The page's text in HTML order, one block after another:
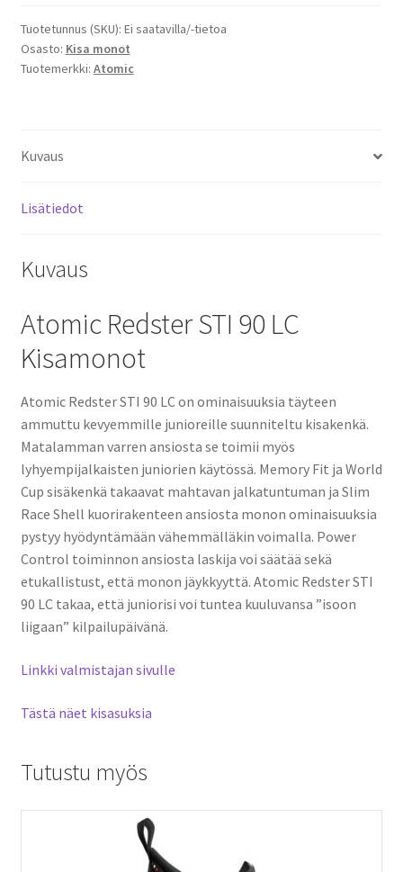
Kisamonot
määrä
Tuotetunnus (SKU): Ei saatavilla/-tietoa
Osasto: Kisa monot
Tuotemerkki: Atomic
Kuvaus
Lisätiedot
Kuvaus
Atomic Redster STI 90 LC
Kisamonot
Atomic Redster STI 90 LC on ominaisuuksia täyteen
ammuttu kevyemmille junioreille suunniteltu kisakenkä.
Matalamman varren ansiosta se toimii myös
lyhyempijalkaisten juniorien käytössä. Memory Fit ja World
Cup sisäkenkä takaavat mahtavan jalkatuntuman ja Slim
Race Shell kuorirakenteen ansiosta monon ominaisuuksia
pystyy hyödyntämään vähemmälläkin voimalla. Power
Control toiminnon ansiosta laskija voi säätää sekä
etukallistust, että monon jäykkyyttä. Atomic Redster STI
90 LC takaa, että juniorisi voi tuntea kuuluvansa ”isoon
liigaan” kilpailupäivänä.
Linkki valmistajan sivulle
Tästä näet kisasuksia
Tutustu myös